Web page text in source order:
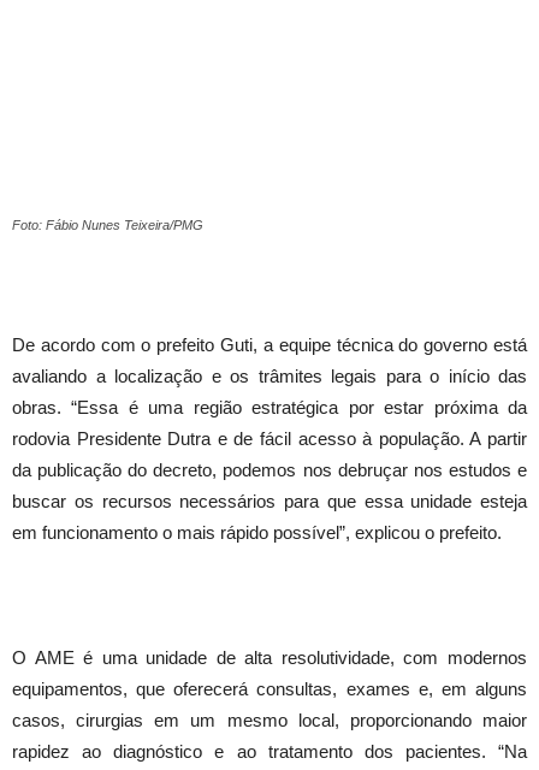
Foto: Fábio Nunes Teixeira/PMG
De acordo com o prefeito Guti, a equipe técnica do governo está
avaliando a localização e os trâmites legais para o início das
obras. “Essa é uma região estratégica por estar próxima da
rodovia Presidente Dutra e de fácil acesso à população. A partir
da publicação do decreto, podemos nos debruçar nos estudos e
buscar os recursos necessários para que essa unidade esteja
em funcionamento o mais rápido possível”, explicou o prefeito.
O AME é uma unidade de alta resolutividade, com modernos
equipamentos, que oferecerá consultas, exames e, em alguns
casos, cirurgias em um mesmo local, proporcionando maior
rapidez ao diagnóstico e ao tratamento dos pacientes. “Na